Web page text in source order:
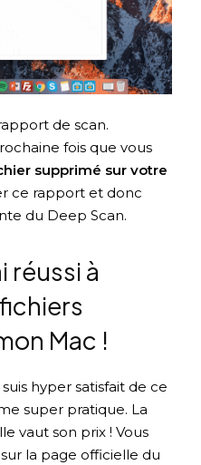
de scan.
fois que vous
supprimé sur votre
ce rapport et donc
du Deep Scan.
réussi à
Mac !
hyper satisfait de ce
super pratique. La
vaut son prix ! Vous
la page officielle du